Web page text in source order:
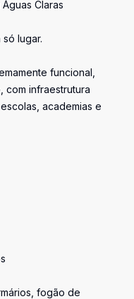
Claras
lugar.
funcional,
com infraestrutura
academias e
fogão de